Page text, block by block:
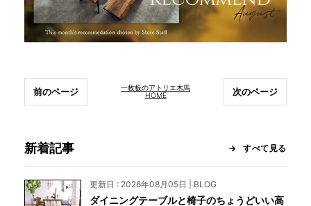
納品事例
MOKUBA CHANNEL
よくあるご質問
お問い合わせ
一枚板のアトリエ木馬
HOME
前のページ 次のページ
新着記事 すべて見る
更新日 : 2026年08月05日 | BLOG
ダイニングテーブルと椅子のちょうどいい高